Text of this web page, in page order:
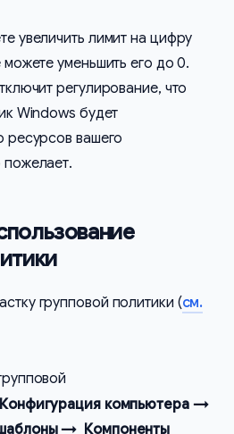
увеличить лимит на цифру
уменьшить его до 0.
регулирование, что
Windows будет
ресурсов вашего
групповой политики (см.
Конфигурация компьютера →
→ Компоненты